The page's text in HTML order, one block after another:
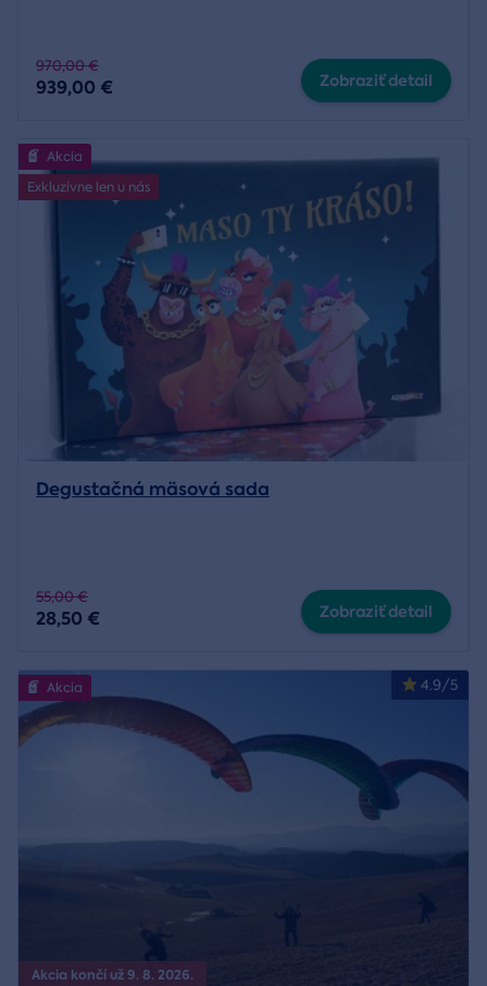
970,00 €
939,00 € Zobraziť detail
Akcia
Exkluzívne len u nás
Degustačná mäsová sada
55,00 €
28,50 € Zobraziť detail
Akcia končí už 9. 8. 2026.
4.9/5
Akcia